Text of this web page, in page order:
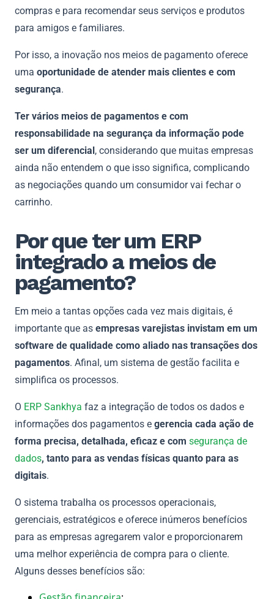
compras e para recomendar seus serviços e produtos
para amigos e familiares.
Por isso, a inovação nos meios de pagamento oferece
uma oportunidade de atender mais clientes e com
segurança.
Ter vários meios de pagamentos e com
responsabilidade na segurança da informação pode
ser um diferencial, considerando que muitas empresas
ainda não entendem o que isso significa, complicando
as negociações quando um consumidor vai fechar o
carrinho.
Por que ter um ERP
integrado a meios de
pagamento?
Em meio a tantas opções cada vez mais digitais, é
importante que as empresas varejistas invistam em um
software de qualidade como aliado nas transações dos
pagamentos. Afinal, um sistema de gestão facilita e
simplifica os processos.
O ERP Sankhya faz a integração de todos os dados e
informações dos pagamentos e gerencia cada ação de
forma precisa, detalhada, eficaz e com segurança de
dados, tanto para as vendas físicas quanto para as
digitais.
O sistema trabalha os processos operacionais,
gerenciais, estratégicos e oferece inúmeros benefícios
para as empresas agregarem valor e proporcionarem
uma melhor experiência de compra para o cliente.
Alguns desses benefícios são: